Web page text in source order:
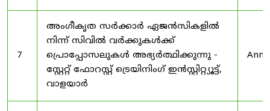
7
അംഗീകൃത സർക്കാർ ഏജൻസികളിൽ
നിന്ന് സിവിൽ വർക്കുകൾക്ക്
പ്രൊപ്പോസലുകൾ അഭ്യർത്ഥിക്കുന്നു -
സ്റ്റേറ്റ് ഫോറസ്റ്റ് ട്രെയിനിംഗ് ഇൻസ്റ്റിറ്റ്യൂട്ട്,
വാളയാർ